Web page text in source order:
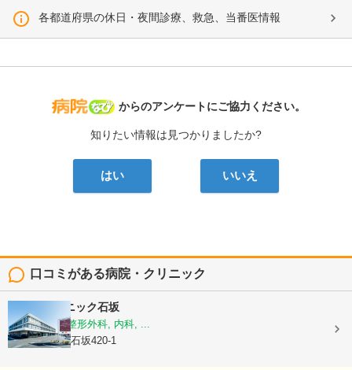
各都道府県の休日・夜間診療、救急、当番医情報
病院なび
からのアンケートにご協力ください。
知りたい情報は見つかりましたか?
はい いいえ
口コミがある病院・クリニック
ももはクリニック石坂
脳神経外科, 整形外科, 内科, ...
静岡県富士市石坂420-1